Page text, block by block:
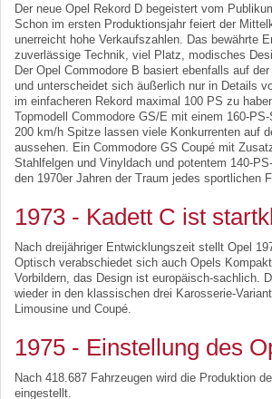
Der neue Opel Rekord D begeistert vom
Schon im ersten Produktionsjahr feiert der
unerreicht hohe Verkaufszahlen. Das bewährte
zuverlässige Technik, viel Platz, modisches
Der Opel Commodore B basiert ebenfalls auf
und unterscheidet sich äußerlich nur in Details
im einfacheren Rekord maximal 100 PS zu
Topmodell Commodore GS/E mit einem 160-PS-
200 km/h Spitze lassen viele Konkurrenten auf
aussehen. Ein Commodore GS Coupé mit
Stahlfelgen und Vinyldach und potentem 140-
den 1970er Jahren der Traum jedes sportlichen
1973 - Kadett C ist
Nach dreijähriger Entwicklungszeit stellt Opel
Optisch verabschiedet sich auch Opels
Vorbildern, das Design ist europäisch-sachlich.
wieder in den klassischen drei Karosserie-
Limousine und Coupé.
1975 - Einstellung des
Nach 418.687 Fahrzeugen wird die Produktion
eingestellt.